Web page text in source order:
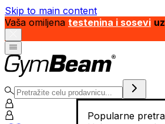
Skip to main content
Vaša omiljena testenina i sosevi
Popularne